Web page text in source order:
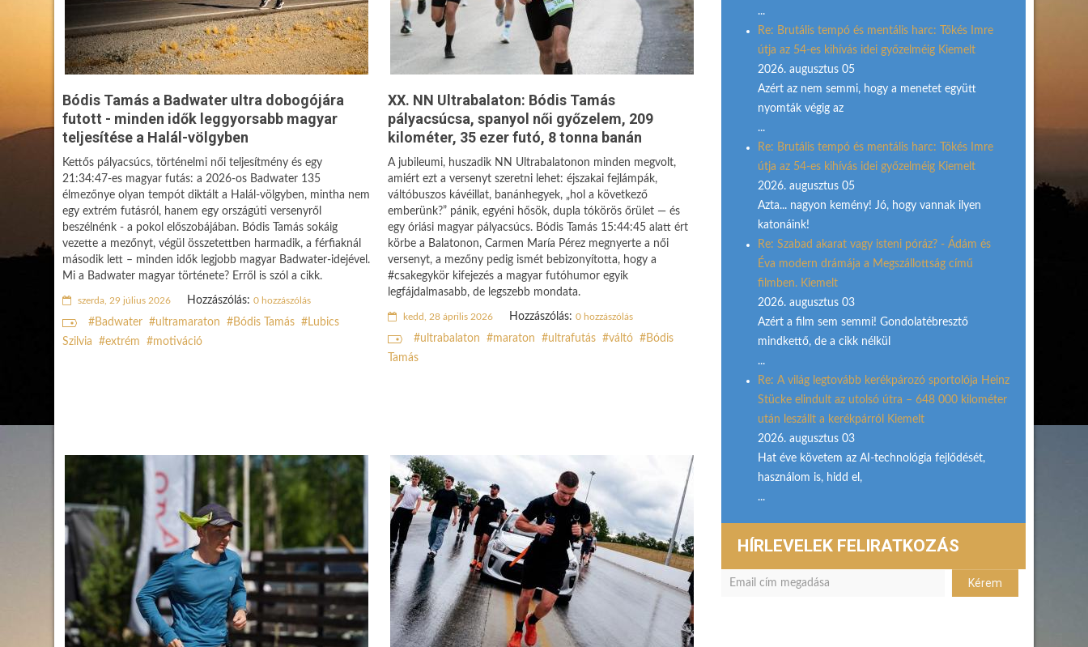
Bódis Tamás a Badwater ultra dobogójára
futott - minden idők leggyorsabb magyar
teljesítése a Halál-völgyben
Kettős pályacsúcs, történelmi női teljesítmény és egy
21:34:47-es magyar futás: a 2026-os Badwater 135
élmezőnye olyan tempót diktált a Halál-völgyben, mintha nem
egy extrém futásról, hanem egy országúti versenyről
beszélnénk - a pokol előszobájában. Bódis Tamás sokáig
vezette a mezőnyt, végül összetettben harmadik, a férfiaknál
második lett – minden idők legjobb magyar Badwater-idejével.
Mi a Badwater magyar története? Erről is szól a cikk.
szerda, 29 július 2026 Hozzászólás: 0 hozzászólás
Badwater ultramaraton Bódis Tamás
Lubics
Szilvia
extrém motiváció
XX. NN Ultrabalaton: Bódis Tamás
pályacsúcsa, spanyol női győzelem, 209
kilométer, 35 ezer futó, 8 tonna banán
A jubileumi, huszadik NN Ultrabalatonon minden megvolt,
amiért ezt a versenyt szeretni lehet: éjszakai fejlámpák,
váltóbuszos kávéillat, banánhegyek, „hol a következő
emberünk?” pánik, egyéni hősök, dupla tókörös őrület — és
egy óriási magyar pályacsúcs. Bódis Tamás 15:44:45 alatt ért
körbe a Balatonon, Carmen María Pérez megnyerte a női
versenyt, a mezőny pedig ismét bebizonyította, hogy a
#csakegykör kifejezés a magyar futóhumor egyik
legfájdalmasabb, de legszebb mondata.
kedd, 28 április 2026 Hozzászólás: 0 hozzászólás
ultrabalaton maraton ultrafutás váltó
Bódis
Tamás
...
Re: Brutális tempó és mentális harc: Tőkés Imre
útja az 54-es kihívás idei győzelméig Kiemelt
2026. augusztus 05
Azért az nem semmi, hogy a menetet együtt
nyomták végig az
...
Re: Brutális tempó és mentális harc: Tőkés Imre
útja az 54-es kihívás idei győzelméig Kiemelt
2026. augusztus 05
Azta... nagyon kemény! Jó, hogy vannak ilyen
katonáink!
Re: Szabad akarat vagy isteni póráz? - Ádám és
Éva modern drámája a Megszállottság című
filmben. Kiemelt
2026. augusztus 03
Azért a film sem semmi! Gondolatébresztő
mindkettő, de a cikk nélkül
...
Re: A világ legtovább kerékpározó sportolója Heinz
Stücke elindult az utolsó útra – 648 000 kilométer
után leszállt a kerékpárról Kiemelt
2026. augusztus 03
Hat éve követem az AI-technológia fejlődését,
használom is, hidd el,
...
HÍRLEVELEK FELIRATKOZÁS